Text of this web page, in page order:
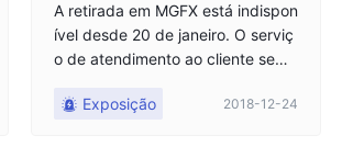
A retirada em MGFX está indispon
ível desde 20 de janeiro. O serviç
o de atendimento ao cliente semp
epartamento relevante. Desde 1
Exposição 2018-12-24